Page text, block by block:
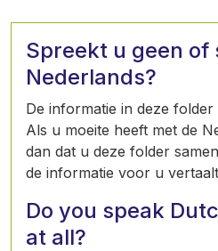
Spreekt u geen of
Nederlands?
De informatie in deze
Als u moeite heeft met de
dan dat u deze folder
de informatie voor u
Do you speak
at all?